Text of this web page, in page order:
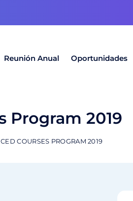
Reunión Anual Oportunidades
Program 2019
COURSES PROGRAM 2019